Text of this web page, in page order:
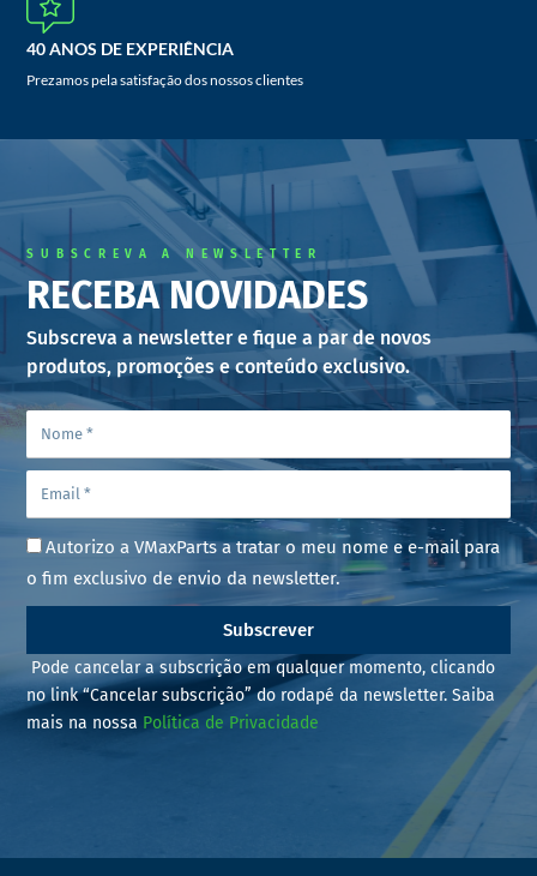
40 ANOS DE EXPERIÊNCIA
Prezamos pela satisfação dos nossos clientes
SUBSCREVA A NEWSLETTER
RECEBA NOVIDADES
Subscreva a newsletter e fique a par de novos
produtos, promoções e conteúdo exclusivo.
Autorizo a VMaxParts a tratar o meu nome e e-mail para
o fim exclusivo de envio da newsletter.
Subscrever
Pode cancelar a subscrição em qualquer momento, clicando
no link “Cancelar subscrição” do rodapé da newsletter. Saiba
mais na nossa Política de Privacidade